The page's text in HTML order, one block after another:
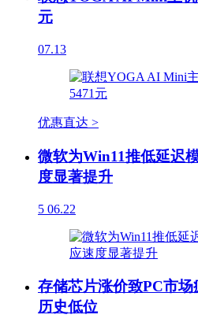
元
07.13
优惠直达 >
微软为Win11推低延迟
度显著提升
5 06.22
存储芯片涨价致PC市
历史低位